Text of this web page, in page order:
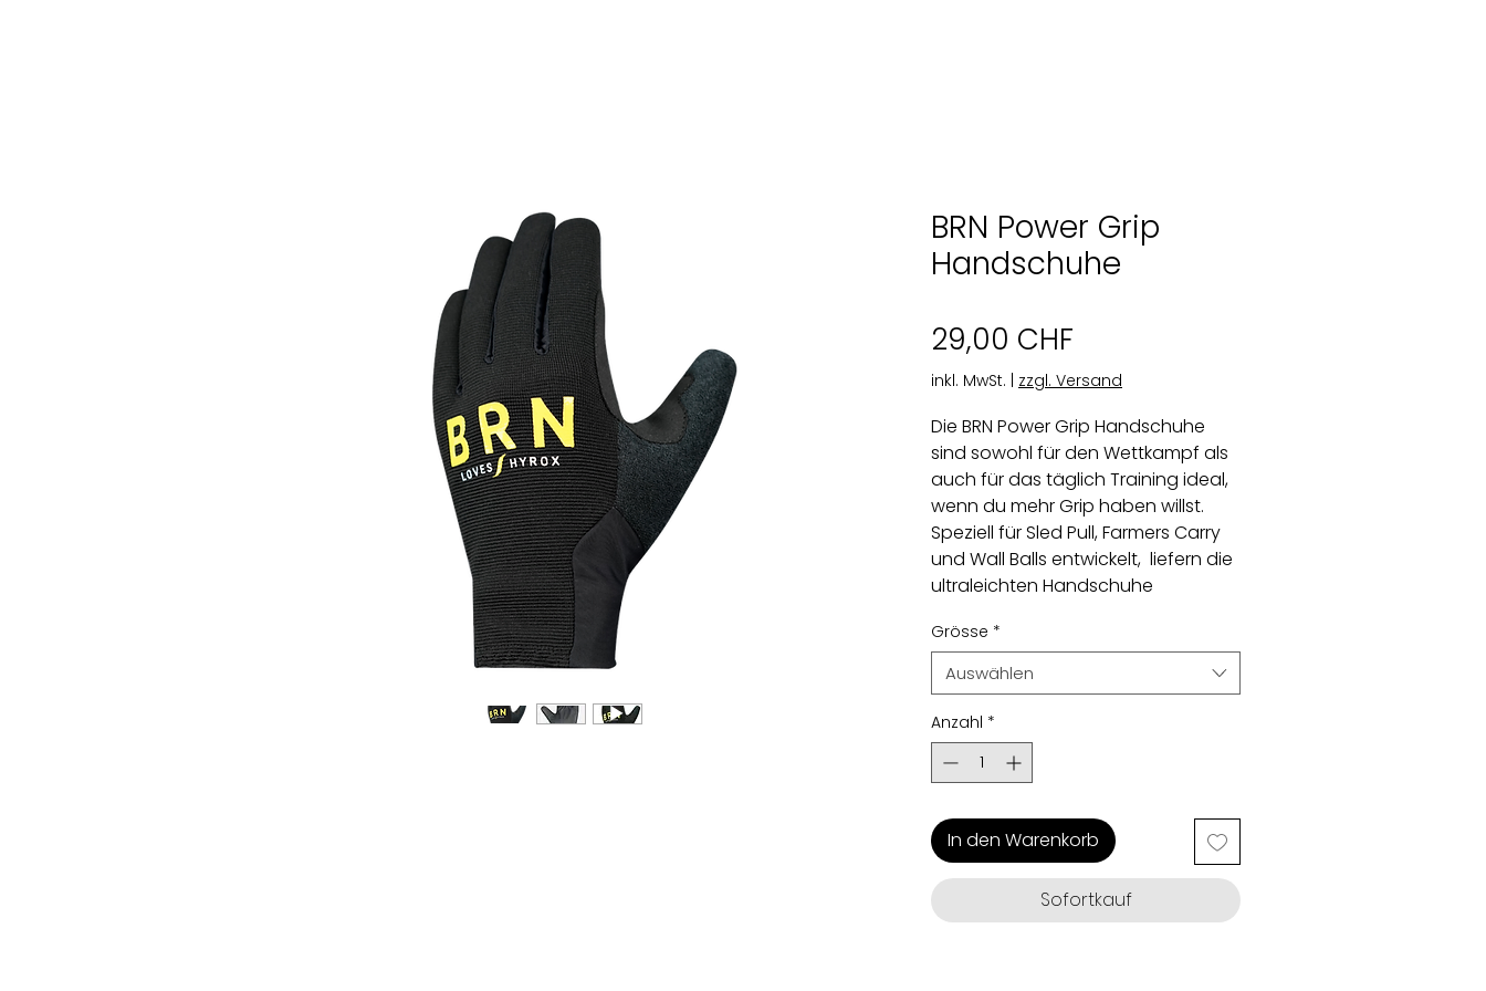
BRN Power Grip
Handschuhe
29,00 CHF
inkl. MwSt. zzgl. Versand
Die BRN Power Grip Handschuhe
sind sowohl für den Wettkampf als
auch für das täglich Training ideal,
wenn du mehr Grip haben willst.
Speziell für Sled Pull, Farmers Carry
und Wall Balls entwickelt, liefern die
ultraleichten Handschuhe
Grösse *
Auswählen
Anzahl *
In den Warenkorb
Sofortkauf